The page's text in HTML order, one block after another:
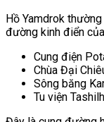
Hồ Yamdrok
đường kinh điển
Cung điện
Chùa Đại
Sông băng
Tu viện